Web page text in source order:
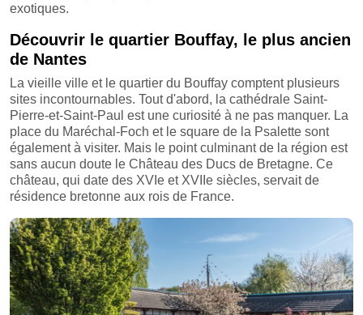
exotiques.
Découvrir le quartier Bouffay, le plus ancien
de Nantes
La vieille ville et le quartier du Bouffay comptent plusieurs
sites incontournables. Tout d'abord, la cathédrale Saint-
Pierre-et-Saint-Paul est une curiosité à ne pas manquer. La
place du Maréchal-Foch et le square de la Psalette sont
également à visiter. Mais le point culminant de la région est
sans aucun doute le Château des Ducs de Bretagne. Ce
château, qui date des XVIe et XVIIe siècles, servait de
résidence bretonne aux rois de France.